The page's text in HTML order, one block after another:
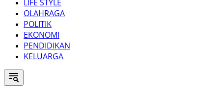
LIFE STYLE
OLAHRAGA
POLITIK
EKONOMI
PENDIDIKAN
KELUARGA